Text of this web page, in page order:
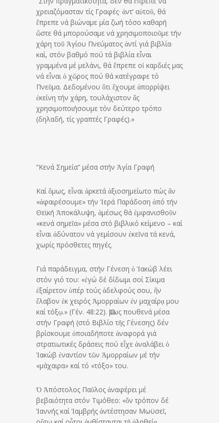
χρειαζόμασταν τίς Γραφές· ἀντ’ αὐτοῦ, θά
ἔπρεπε νά βιώναμε μία ζωή τόσο καθαρή
ὥστε θά μπορούσαμε νά χρησιμοποιοῦμε τήν
χάρη τοῦ Ἁγίου Πνεύματος ἀντί γιά βιβλία·
καί, στόν βαθμό πού τά βιβλία εἶναι
γραμμένα μέ μελάνι, θά ἔπρεπε οἱ καρδιές μας
νά εἶναι ὁ χῶρος πού θά κατέγραφε τό
Πνεῦμα. Δεδομένου ὅτι ἔχουμε ἀπορρίψει
ἐκείνη τήν χάρη, τουλάχιστον ἄς
χρησιμοποιήσουμε τόν δεύτερο τρόπο
(δηλαδή, τίς γραπτές Γραφές).»
“Κενά Σημεία” μέσα στήν Ἁγία Γραφή
Καί ὅμως, εἶναι ἀρκετά ἀξιοσημείωτο πώς ἄν
«ἀφαιρέσουμε» τήν Ἱερά Παράδοση ἀπό τήν
Θεϊκή Ἀποκάλυψη, ἀμέσως θά ἐμφανισθοῦν
«κενά σημεῖα» μέσα στό βιβλικό κείμενο – καί
εἶναι ἀδύνατον νά γεμίσουν ἐκεῖνα τά κενά,
χωρίς πρόσθετες πηγές.
Γιά παράδειγμα, στήν Γένεση ὁ Ἰακώβ λέει
στόν γιό του: «ἐγώ δέ δίδωμι σοί Σίκιμα
ἐξαίρετον ὑπέρ τούς ἀδελφούς σου, ἤν
ἔλαβον ἐκ χειρός Ἀμορραίων ἐν μαχαίρᾳ μου
καί τόξῳ.» (Γέν. 48:22). Ὅμως πουθενά μέσα
στήν Γραφή (στό Βιβλίο τῆς Γένεσης) δέν
βρίσκουμε ὁποιαδήποτε ἀναφορά γιά
στρατιωτικές δράσεις πού εἶχε ἀναλάβει ὁ
Ἰακώβ ἐναντίον τῶν Ἀμορραίων μέ τήν
«μάχαιρα» καί τό «τόξο» του.
Ὁ Ἀπόστολος Παῦλος ἀναφέρει μέ
βεβαιότητα στόν Τιμόθεο: «ὄν τρόπον δέ
Ἰαννής καί Ἰαμβρής ἀντέστησαν Μωϋσεῖ,